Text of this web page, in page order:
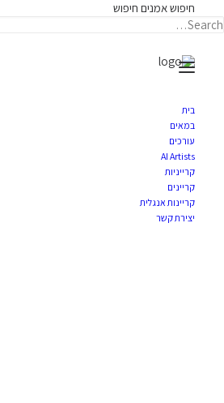
חיפוש אמנים חיפוש
בית
במאים
עורכים
AI Artists
קרייניות
קריינים
קריינות אנגלית
יצירת קשר
אמוץ הררי
מאי 10, 2023